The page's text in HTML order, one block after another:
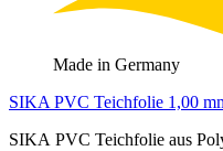
Made in Germany
SIKA PVC Teichfolie 1,00
SIKA PVC Teichfolie aus